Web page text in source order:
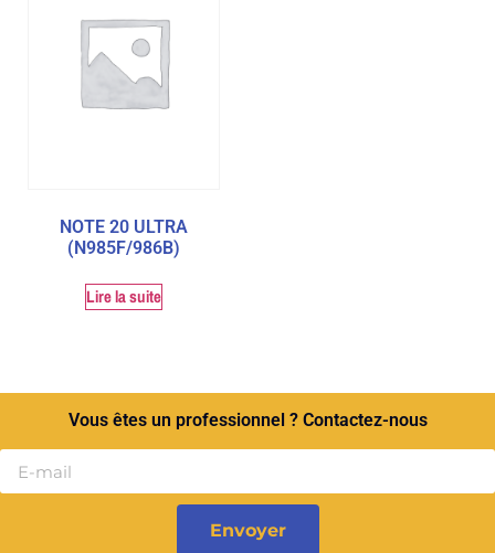
NOTE 20 ULTRA
(N985F/986B)
Lire la suite
Vous êtes un professionnel ? Contactez-nous
Envoyer